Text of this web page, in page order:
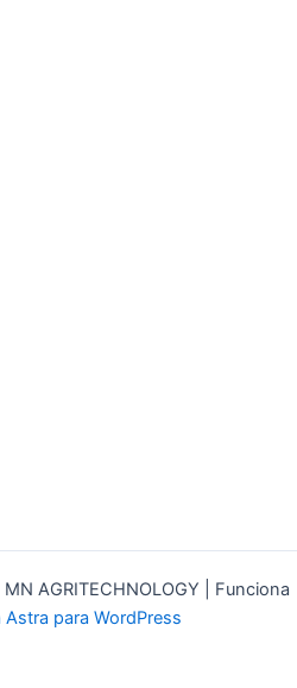
AGRITECHNOLOGY | Funciona
Astra para WordPress